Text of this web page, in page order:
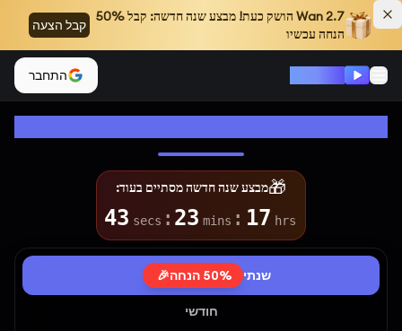
Wan 2.7
הושק כעת! מבצע שנה חדשה: קבל 50%
הנחה עכשיו
קבל הצעה
התחבר
🎁מבצע שנה חדשה מסתיים בעוד:
17 hrs
:
23 mins
:
42 secs
שנתי 50% הנחה 🎉
חודשי